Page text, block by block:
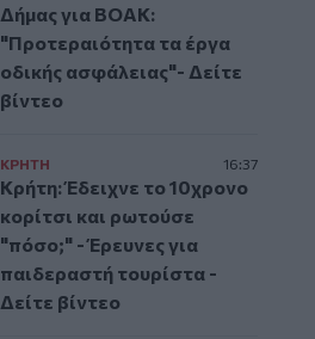
Δήμας για ΒΟΑΚ:
"Προτεραιότητα τα έργα
οδικής ασφάλειας"- Δείτε
βίντεο
ΚΡΗΤΗ 16:37
Κρήτη: Έδειχνε το 10χρονο
κορίτσι και ρωτούσε
"πόσο;" - Έρευνες για
παιδεραστή τουρίστα -
Δείτε βίντεο